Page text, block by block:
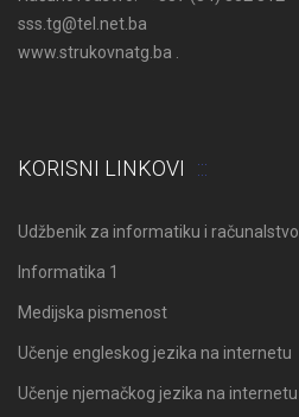
sss.tg@tel.net.ba
www.strukovnatg.ba .
KORISNI LINKOVI
Udžbenik za informatiku i računalstvo
Informatika 1
Medijska pismenost
Učenje engleskog jezika na internetu
Učenje njemačkog jezika na internetu